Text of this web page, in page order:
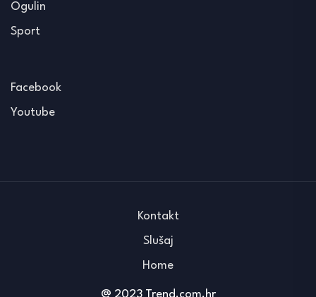
Ogulin
Sport
Facebook
Youtube
Kontakt
Slušaj
Home